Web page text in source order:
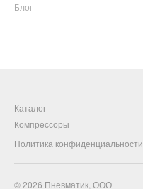
Блог
Каталог
Компрессоры
Политика конфиденциальности
© 2026 Пневматик, ООО